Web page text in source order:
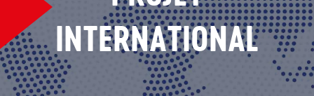
INTERNATIONAL